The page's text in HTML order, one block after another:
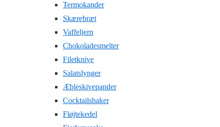
Termokander
Skærebræt
Vaffeljern
Chokoladesmelter
Filetknive
Salatslynger
Æbleskivepander
Cocktailshaker
Fløjtekedel